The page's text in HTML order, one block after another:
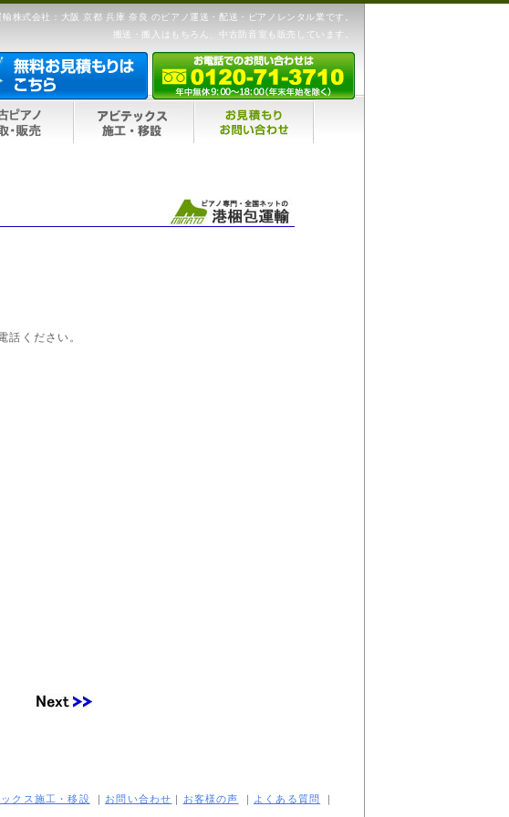
輸株式会社：大阪 京都 兵庫 奈良 のピアノ運送・配送・ピアノレンタル業です。
搬送・搬入はもちろん、中古防音室も販売しています。
ください。
クス施工・移設 ｜ お問い合わせ ｜ お客様の声 ｜ よくある質問 ｜